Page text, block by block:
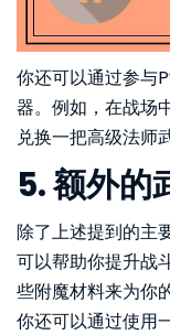
你还可以通过参与
器。例如，在战场
兑换一把高级法师
5. 额外的
除了上述提到的主
可以帮助你提升战
些附魔材料来为你
你还可以通过使用